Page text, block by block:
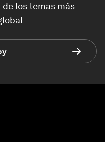
los temas más